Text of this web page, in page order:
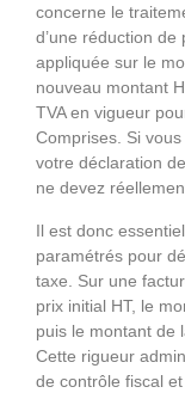
concerne le
d’une réduction
appliquée sur le
nouveau montant
TVA en vigueur
Comprises. Si
votre déclaration
ne devez
Il est donc
paramétrés pour
taxe. Sur une
prix initial HT, le
puis le montant de
Cette rigueur
de contrôle fiscal